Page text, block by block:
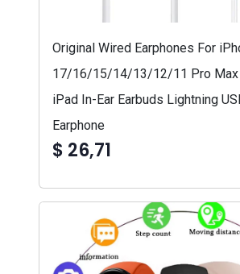
Original Wired Earphones For
17/16/15/14/13/12/11 Pro Max
iPad In-Ear Earbuds Lightning
Earphone
$ 26,71